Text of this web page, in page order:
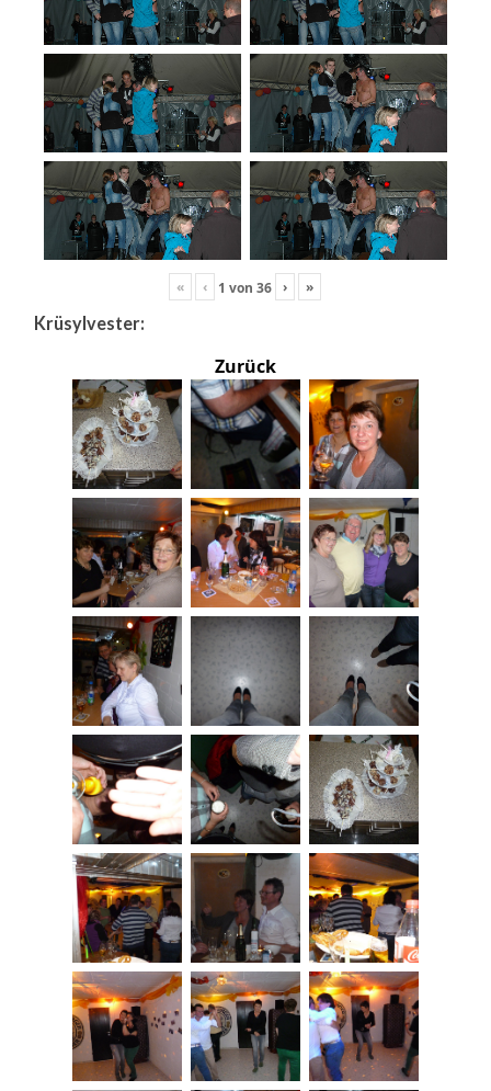
« ‹ 1 von36 › »
Krüsylvester:
Zurück